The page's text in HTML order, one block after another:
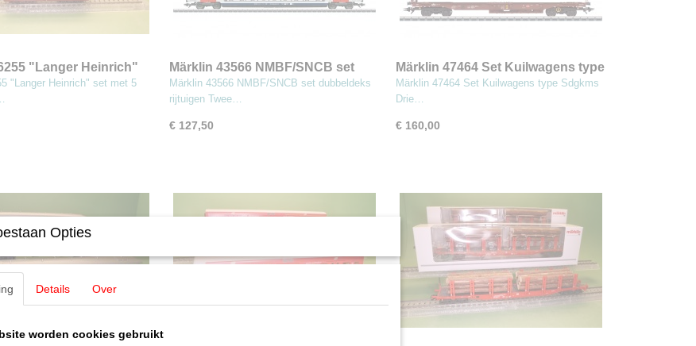
"Langer Heinrich"
"Langer Heinrich" set met 5
Märklin 43566 NMBF/SNCB set
dubbeldeks rijtuigen
Märklin 43566 NMBF/SNCB set dubbeldeks
rijtuigen Twee…
€ 127,50
Märklin 47464 Set Kuilwagens type
Sdgkms
Märklin 47464 Set Kuilwagens type Sdgkms
Drie…
€ 160,00
Opties
Details Over
worden cookies gebruikt